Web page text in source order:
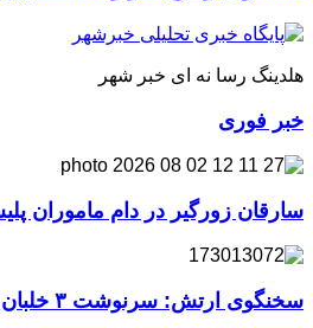
هلدینگ رسا نه ای خبر شهر
خبر فوری
سارقان زورگیر در دام ماموران
سخنگوی ارتش: سرنوشت ۳ خلبان ما هنوز مشخص نیست